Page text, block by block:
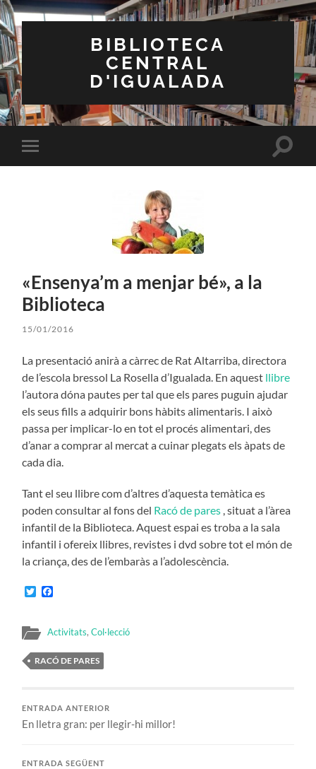
BIBLIOTECA
CENTRAL
D'IGUALADA
Toggle
mobile
Toggle
«Ensenya’m a menjar bé», a la
Biblioteca
15/01/2016
La presentació anirà a càrrec de Rat Altarriba, directora
de l’escola bressol La Rosella d’Igualada. En aquest llibre
l’autora dóna pautes per tal que els pares puguin ajudar
els seus fills a adquirir bons hàbits alimentaris. I això
passa per implicar-lo en tot el procés alimentari, des
d’anar a comprar al mercat a cuinar plegats els àpats de
cada dia.
Tant el seu llibre com d’altres d’aquesta temàtica es
poden consultar al fons del Racó de pares , situat a l’àrea
infantil de la Biblioteca. Aquest espai es troba a la sala
infantil i ofereix llibres, revistes i dvd sobre tot el món de
la criança, des de l’embaràs a l’adolescència.
Twitter
Activitats,Col·lecció
RACÓ DE PARES
ENTRADA ANTERIOR
En lletra gran: per llegir-hi millor!
ENTRADA SEGÜENT